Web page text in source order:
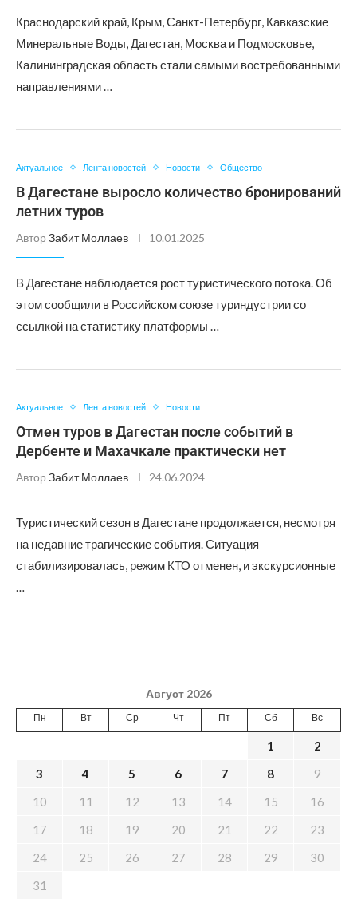
Краснодарский край, Крым, Санкт-Петербург, Кавказские
Минеральные Воды, Дагестан, Москва и Подмосковье,
Калининградская область стали самыми востребованными
направлениями …
Актуальное Лента новостей Новости Общество
В Дагестане выросло количество бронирований
летних туров
Автор Забит Моллаев 10.01.2025
В Дагестане наблюдается рост туристического потока. Об
этом сообщили в Российском союзе туриндустрии со
ссылкой на статистику платформы …
Актуальное Лента новостей Новости
Отмен туров в Дагестан после событий в
Дербенте и Махачкале практически нет
Автор Забит Моллаев 24.06.2024
Туристический сезон в Дагестане продолжается, несмотря
на недавние трагические события. Ситуация
стабилизировалась, режим КТО отменен, и экскурсионные
…
Август 2026
Пн Вт Ср Чт Пт Сб Вс
1
2
3
4 5 6 7 8
9
10
11 12 13 14 15
16
17
18 19 20 21 22
23
24
25 26 27 28 29
30
31